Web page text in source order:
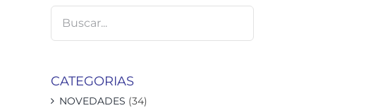
CATEGORIAS
NOVEDADES (34)